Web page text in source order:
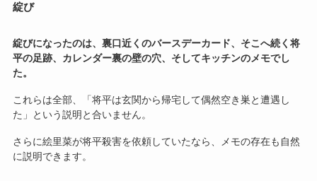
綻び
綻びになったのは、裏口近くのバースデーカード、そこへ続く将
平の足跡、カレンダー裏の壁の穴、そしてキッチンのメモでし
た。
これらは全部、「将平は玄関から帰宅して偶然空き巣と遭遇し
た」という説明と合いません。
さらに絵里菜が将平殺害を依頼していたなら、メモの存在も自然
に説明できます。